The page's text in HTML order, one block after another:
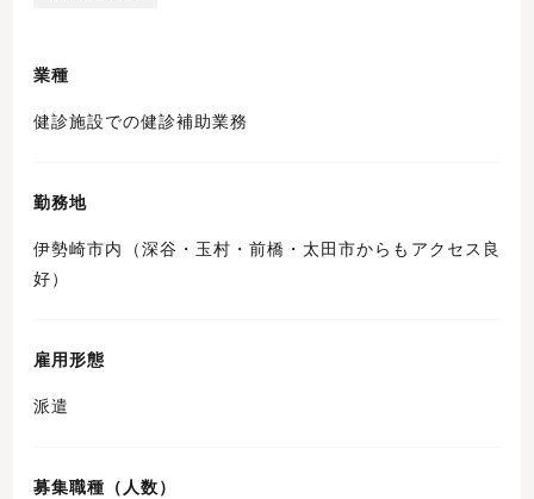
業種
健診施設での健診補助業務
勤務地
伊勢崎市内（深谷・玉村・前橋・太田市からもアクセス良
好）
雇用形態
派遣
募集職種（人数）